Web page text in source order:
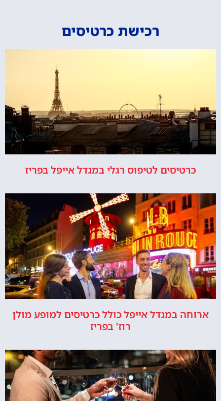
רכישת כרטיסים
כרטיסים לטיפוס רגלי במגדל אייפל בפריז
ארוחה במגדל אייפל כולל כרטיסים למופע מולן
רוז' בפריז